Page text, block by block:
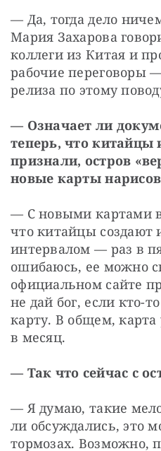
— Да, тогда дело
Мария Захарова
коллеги из Китая и
рабочие переговоры
релиза по этому
— Означает ли
теперь, что
признали, остров
новые карты
— С новыми картами
что китайцы создают
интервалом — раз в
ошибаюсь, ее можно
официальном сайте
не дай бог, если кто-
карту. В общем,
в месяц.
— Так что сейчас с
— Я думаю, такие
ли обсуждались, это
тормозах. Возможно,